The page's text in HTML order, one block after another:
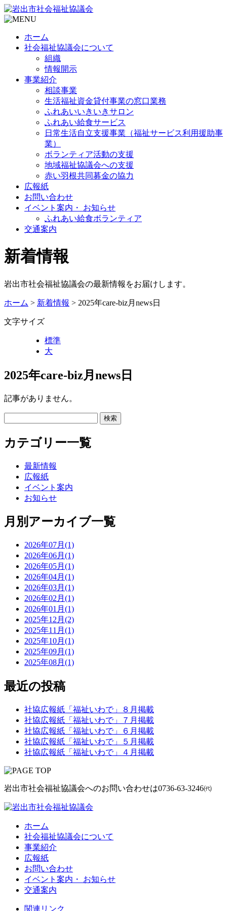
ホーム
社会福祉協議会について
組織
情報開示
事業紹介
相談事業
生活福祉資金貸付事業の窓口業務
ふれあいいきいきサロン
ふれあい給食サービス
日常生活自立支援事業（福祉サービス利用援助事
業）
ボランティア活動の支援
地域福祉協議会への支援
赤い羽根共同募金の協力
広報紙
お問い合わせ
イベント案内・ お知らせ
ふれあい給食ボランティア
交通案内
新着情報
岩出市社会福祉協議会の最新情報をお届けします。
ホーム > 新着情報 > 2025年care-biz月news日
文字サイズ
標準
大
2025年care-biz月news日
記事がありません。
カテゴリー一覧
最新情報
広報紙
イベント案内
お知らせ
月別アーカイブ一覧
2026年07月(1)
2026年06月(1)
2026年05月(1)
2026年04月(1)
2026年03月(1)
2026年02月(1)
2026年01月(1)
2025年12月(2)
2025年11月(1)
2025年10月(1)
2025年09月(1)
2025年08月(1)
最近の投稿
社協広報紙「福祉いわで」８月掲載
社協広報紙「福祉いわで」７月掲載
社協広報紙「福祉いわで」６月掲載
社協広報紙「福祉いわで」５月掲載
社協広報紙「福祉いわで」４月掲載
岩出市社会福祉協議会へのお問い合わせは0736-63-3246㈹
ホーム
社会福祉協議会について
事業紹介
広報紙
お問い合わせ
イベント案内・ お知らせ
交通案内
関連リンク